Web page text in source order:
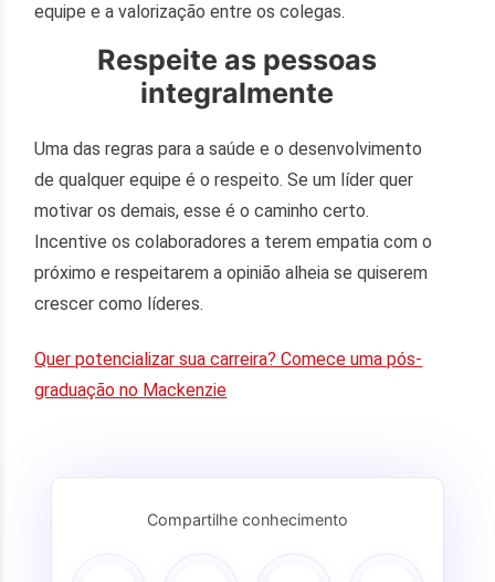
equipe e a valorização entre os colegas.
Respeite as pessoas
integralmente
Uma das regras para a saúde e o desenvolvimento
de qualquer equipe é o respeito. Se um líder quer
motivar os demais, esse é o caminho certo.
Incentive os colaboradores a terem empatia com o
próximo e respeitarem a opinião alheia se quiserem
crescer como líderes.
Quer potencializar sua carreira? Comece uma pós-
graduação no Mackenzie
Compartilhe conhecimento